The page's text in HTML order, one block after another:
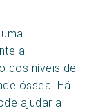
a
dos níveis de
óssea. Há
ajudar a